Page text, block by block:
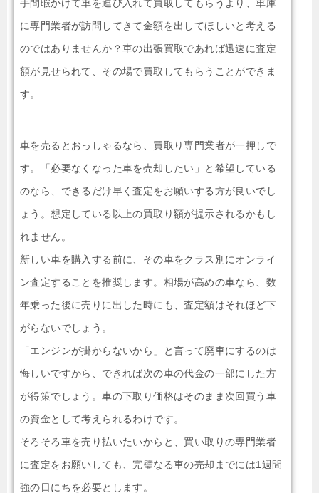
手間暇かけて車を運び入れて買取してもらうより、車庫
に専門業者が訪問してきて金額を出してほしいと考える
のではありませんか？車の出張買取であれば迅速に査定
額が見せられて、その場で買取してもらうことができま
す。
車を売るとおっしゃるなら、買取り専門業者が一押しで
す。「必要なくなった車を売却したい」と希望している
のなら、できるだけ早く査定をお願いする方が良いでし
ょう。想定している以上の買取り額が提示されるかもし
れません。
新しい車を購入する前に、その車をクラス別にオンライ
ン査定することを推奨します。相場が高めの車なら、数
年乗った後に売りに出した時にも、査定額はそれほど下
がらないでしょう。
「エンジンが掛からないから」と言って廃車にするのは
悔しいですから、できれば次の車の代金の一部にした方
が得策でしょう。車の下取り価格はそのまま次回買う車
の資金として考えられるわけです。
そろそろ車を売り払いたいからと、買い取りの専門業者
に査定をお願いしても、完璧なる車の売却までには1週間
強の日にちを必要とします。